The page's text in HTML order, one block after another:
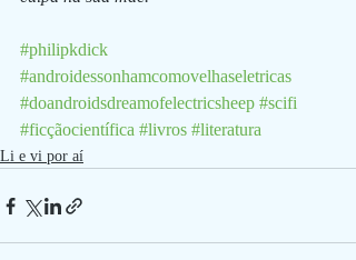
#philipkdick
#androidessonhamcomovelhaseletricas
#doandroidsdreamofelectricsheep #scifi
#ficçãocientífica #livros #literatura
Li e vi por aí